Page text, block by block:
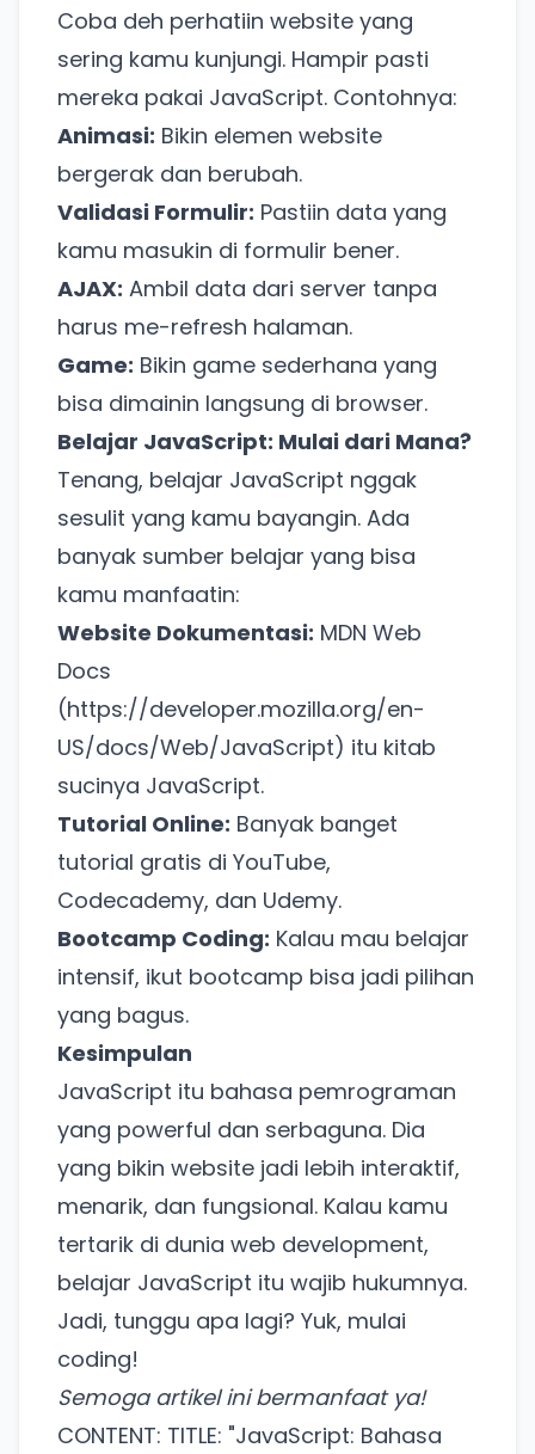
Coba deh perhatiin website yang
sering kamu kunjungi. Hampir pasti
mereka pakai JavaScript. Contohnya:
Animasi: Bikin elemen website
bergerak dan berubah.
Validasi Formulir: Pastiin data yang
kamu masukin di formulir bener.
AJAX: Ambil data dari server tanpa
harus me-refresh halaman.
Game: Bikin game sederhana yang
bisa dimainin langsung di browser.
Belajar JavaScript: Mulai dari Mana?
Tenang, belajar JavaScript nggak
sesulit yang kamu bayangin. Ada
banyak sumber belajar yang bisa
kamu manfaatin:
Website Dokumentasi: MDN Web
Docs
(https://developer.mozilla.org/en-
US/docs/Web/JavaScript) itu kitab
sucinya JavaScript.
Tutorial Online: Banyak banget
tutorial gratis di YouTube,
Codecademy, dan Udemy.
Bootcamp Coding: Kalau mau belajar
intensif, ikut bootcamp bisa jadi pilihan
yang bagus.
Kesimpulan
JavaScript itu bahasa pemrograman
yang powerful dan serbaguna. Dia
yang bikin website jadi lebih interaktif,
menarik, dan fungsional. Kalau kamu
tertarik di dunia web development,
belajar JavaScript itu wajib hukumnya.
Jadi, tunggu apa lagi? Yuk, mulai
coding!
Semoga artikel ini bermanfaat ya!
CONTENT: TITLE: "JavaScript: Bahasa